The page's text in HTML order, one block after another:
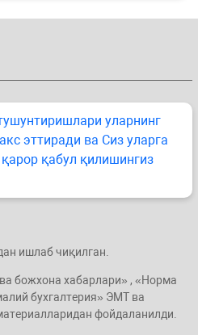
уларнинг
эттиради ва Сиз уларга
қабул қилишингиз
ишлаб чиқилган.
божхона хабарлари» , «Норма
бухгалтерия» ЭМТ ва
фойдаланилди.